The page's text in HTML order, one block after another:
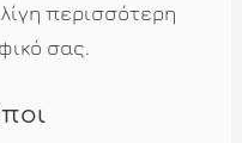
περισσότερη
σας.